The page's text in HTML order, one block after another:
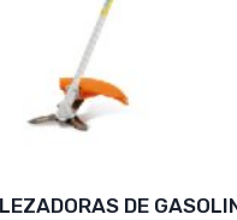
DE